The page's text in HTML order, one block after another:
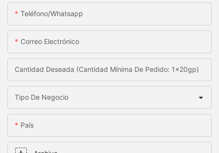
Teléfono/whatsapp
Correo Electrónico
Cantidad Deseada (Cantidad Mínima De Pedido: 1x20gp)
Tipo De Negocio
País